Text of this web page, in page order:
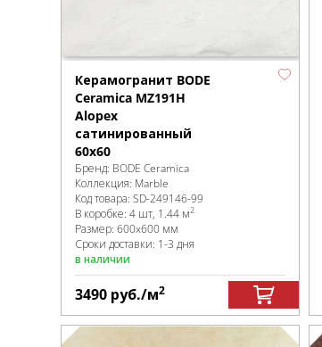
Керамогранит BODE
Ceramica MZ191H
Alopex
сатинированный
60х60
Бренд: BODE Ceramica
Коллекция: Marble
Код товара: SD-249146-99
В коробке: 4 шт, 1.44 м2
Размер: 600x600 мм
Сроки доставки: 1-3 дня
в наличии
3490 руб./м2